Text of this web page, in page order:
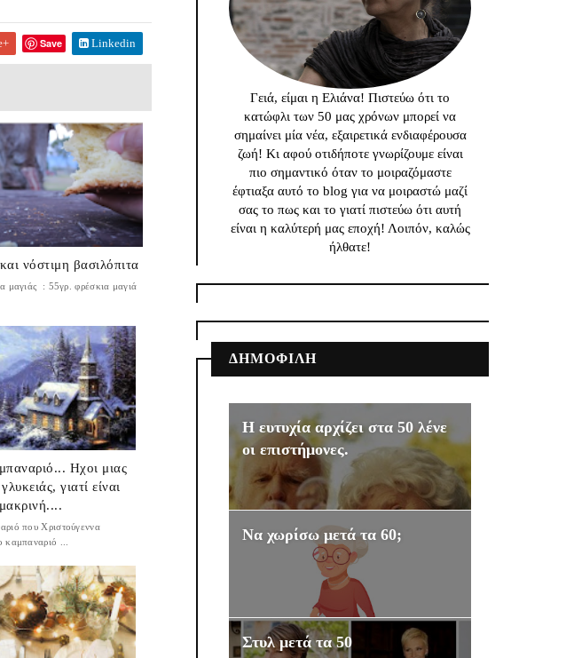
Save Linkedin
νόστιμη βασιλόπιτα
μαγιάς : 55γρ. φρέσκια μαγιά
Ηχοι μιας
γιατί είναι
που Χριστούγεννα
καμπαναριό ...
Γειά, είμαι η Ελιάνα! Πιστεύω ότι το
κατώφλι των 50 μας χρόνων μπορεί να
σημαίνει μία νέα, εξαιρετικά ενδιαφέρουσα
ζωή! Κι αφού οτιδήποτε γνωρίζουμε είναι
πιο σημαντικό όταν το μοιραζόμαστε
έφτιαξα αυτό το blog για να μοιραστώ μαζί
σας το πως και το γιατί πιστεύω ότι αυτή
είναι η καλύτερή μας εποχή! Λοιπόν, καλώς
ήλθατε!
ΔΗΜΟΦΙΛΗ
Η ευτυχία αρχίζει στα 50 λένε
οι επιστήμονες.
Να χωρίσω μετά τα 60;
Στυλ μετά τα 50